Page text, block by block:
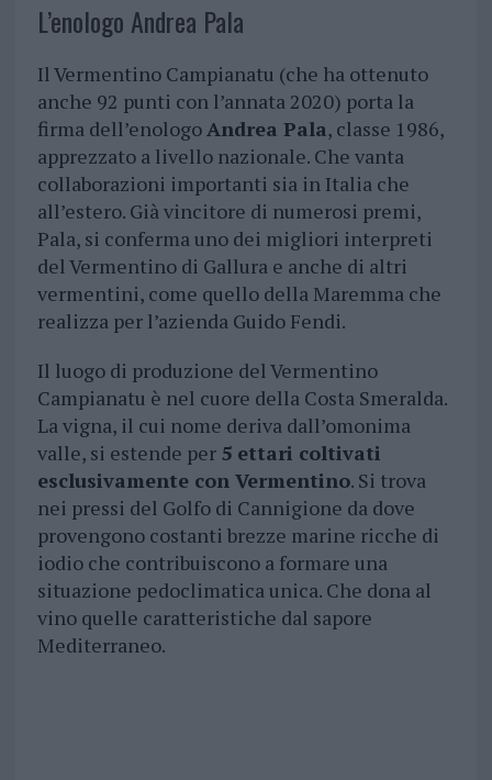
L’enologo Andrea Pala
Il Vermentino Campianatu (che ha ottenuto
anche 92 punti con l’annata 2020) porta la
firma dell’enologoAndrea Pala, classe 1986,
apprezzato a livello nazionale. Che vanta
collaborazioni importanti sia in Italia che
all’estero. Già vincitore di numerosi premi,
Pala, si conferma uno dei migliori interpreti
del Vermentino di Gallura e anche di altri
vermentini, come quello della Maremma che
realizza per l’azienda Guido Fendi.
Il luogo di produzione del Vermentino
Campianatu è nel cuore della Costa Smeralda.
La vigna, il cui nome deriva dall’omonima
valle, si estende per 5 ettari coltivati
esclusivamente con Vermentino. Si trova
nei pressi del Golfo di Cannigione da dove
provengono costanti brezze marine ricche di
iodio che contribuiscono a formare una
situazione pedoclimatica unica. Che dona al
vino quelle caratteristiche dal sapore
Mediterraneo.